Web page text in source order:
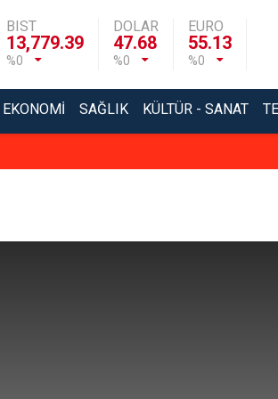
BIST
13,779.39
%0
DOLAR
47.68
%0
EURO
55.13
%0
EKONOMI SAĞLIK KÜLTÜR - SANAT